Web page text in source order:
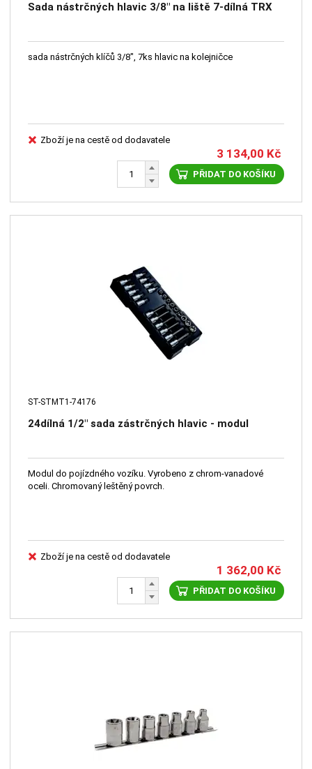
Sada nástrčných hlavic 3/8" na liště 7-dílná TRX
sada nástrčných klíčů 3/8", 7ks hlavic na kolejničce
Zboží je na cestě od dodavatele
3 134,00 Kč
PŘIDAT DO KOŠÍKU
ST-STMT1-74176
24dílná 1/2" sada zástrčných hlavic - modul
Modul do pojízdného vozíku. Vyrobeno z chrom-vanadové
oceli. Chromovaný leštěný povrch.
Zboží je na cestě od dodavatele
1 362,00 Kč
PŘIDAT DO KOŠÍKU